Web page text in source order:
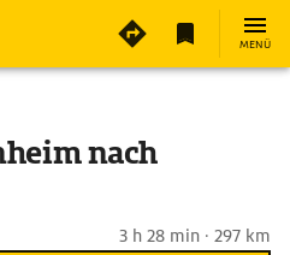
MENÜ
nach
3 h 28 min · 297 km